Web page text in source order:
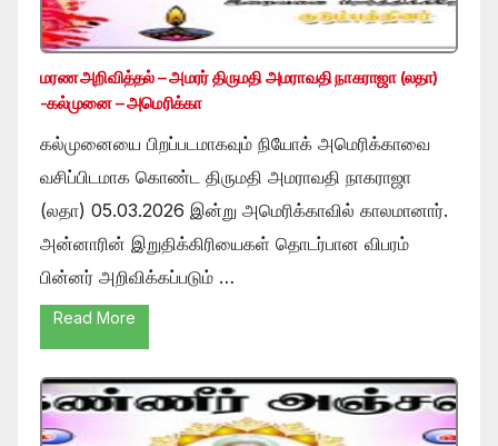
மரண அறிவித்தல் – அமரர் திருமதி அமராவதி நாகராஜா (லதா)
-கல்முனை – அமெரிக்கா
கல்முனையை பிறப்படமாகவும் நியோக் அமெரிக்காவை
வசிப்பிடமாக கொண்ட திருமதி அமராவதி நாகராஜா
(லதா) 05.03.2026 இன்று அமெரிக்காவில் காலமானார்.
அன்னாரின் இறுதிக்கிரியைகள் தொடர்பான விபரம்
பின்னர் அறிவிக்கப்படும் …
Read More